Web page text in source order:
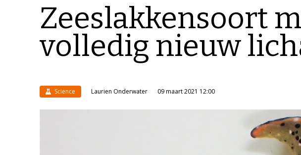
Zeeslakkensoort
volledig nieuw
Science Laurien Onderwater 09 maart 2021 12:00